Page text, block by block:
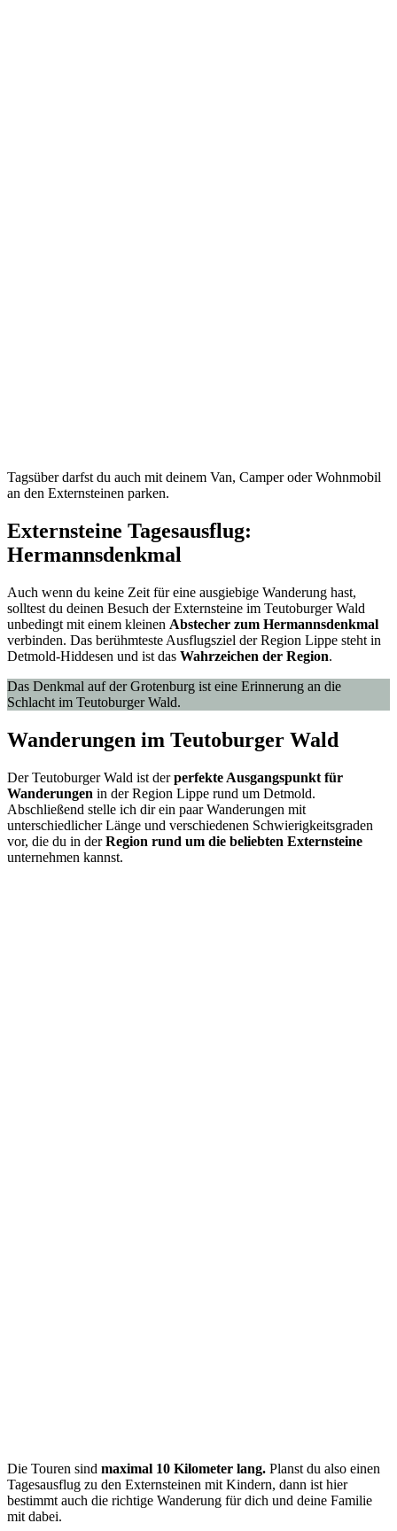
Tagsüber darfst du auch mit deinem Van, Camper oder Wohnmobil
an den Externsteinen parken.
Externsteine Tagesausflug:
Hermannsdenkmal
Auch wenn du keine Zeit für eine ausgiebige Wanderung hast,
solltest du deinen Besuch der Externsteine im Teutoburger Wald
unbedingt mit einem kleinen Abstecher zum Hermannsdenkmal
verbinden. Das berühmteste Ausflugsziel der Region Lippe steht in
Detmold-Hiddesen und ist das Wahrzeichen der Region.
Das Denkmal auf der Grotenburg ist eine Erinnerung an die
Schlacht im Teutoburger Wald.
Wanderungen im Teutoburger Wald
Der Teutoburger Wald ist derperfekte Ausgangspunkt für
Wanderungen in der Region Lippe rund um Detmold.
Abschließend stelle ich dir ein paar Wanderungen mit
unterschiedlicher Länge und verschiedenen Schwierigkeitsgraden
vor, die du in derRegion rund um die beliebten Externsteine
unternehmen kannst.
Die Touren sind maximal 10 Kilometer lang. Planst du also einen
Tagesausflug zu den Externsteinen mit Kindern, dann ist hier
bestimmt auch die richtige Wanderung für dich und deine Familie
mit dabei.